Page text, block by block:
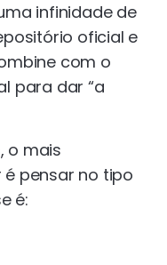
infinidade de
oficial e
com o
para dar “a
o mais
pensar no tipo
é: